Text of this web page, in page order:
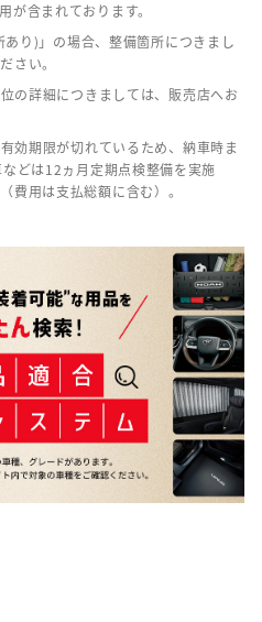
が含まれております。
り)」の場合、整備箇所につきまし
さい。
の詳細につきましては、販売店へお
効期限が切れているため、納車時ま
どは12ヵ月定期点検整備を実施
費用は支払総額に含む）。